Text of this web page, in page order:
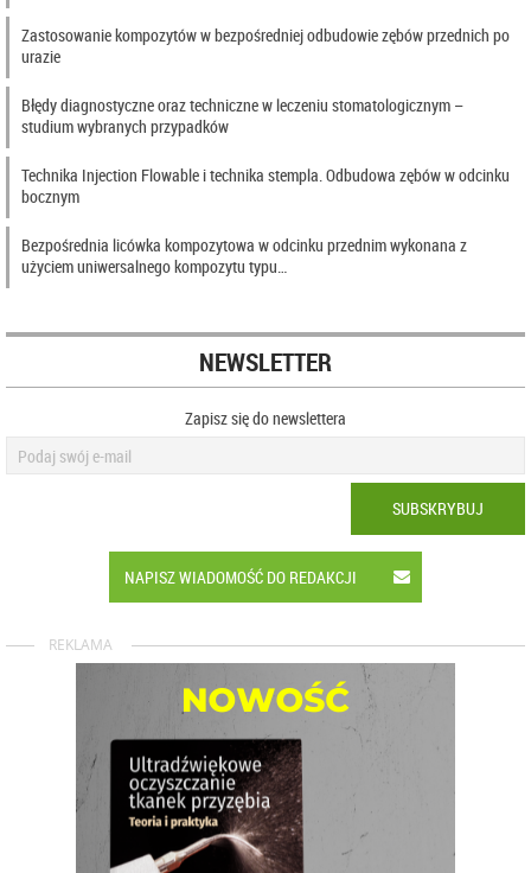
Zastosowanie kompozytów w bezpośredniej odbudowie zębów przednich po
urazie
Błędy diagnostyczne oraz techniczne w leczeniu stomatologicznym –
studium wybranych przypadków
Technika Injection Flowable i technika stempla. Odbudowa zębów w odcinku
bocznym
Bezpośrednia licówka kompozytowa w odcinku przednim wykonana z
użyciem uniwersalnego kompozytu typu…
NEWSLETTER
Zapisz się do newslettera
SUBSKRYBUJ
NAPISZ WIADOMOŚĆ DO REDAKCJI
REKLAMA